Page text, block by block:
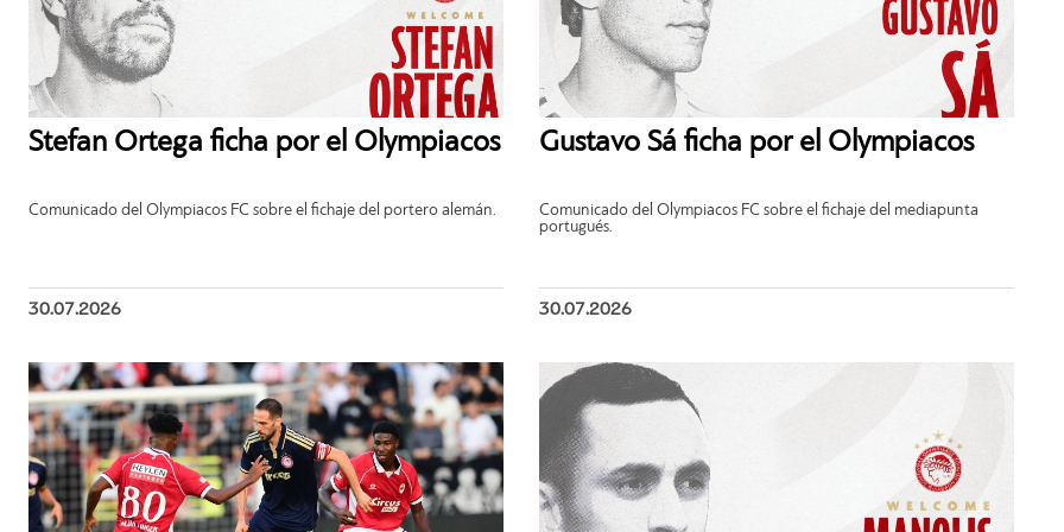
Stefan Ortega ficha por el Olympiacos
Comunicado del Olympiacos FC sobre el fichaje del portero alemán.
30.07.2026
Gustavo Sá ficha por el Olympiacos
Comunicado del Olympiacos FC sobre el fichaje del mediapunta
portugués.
30.07.2026